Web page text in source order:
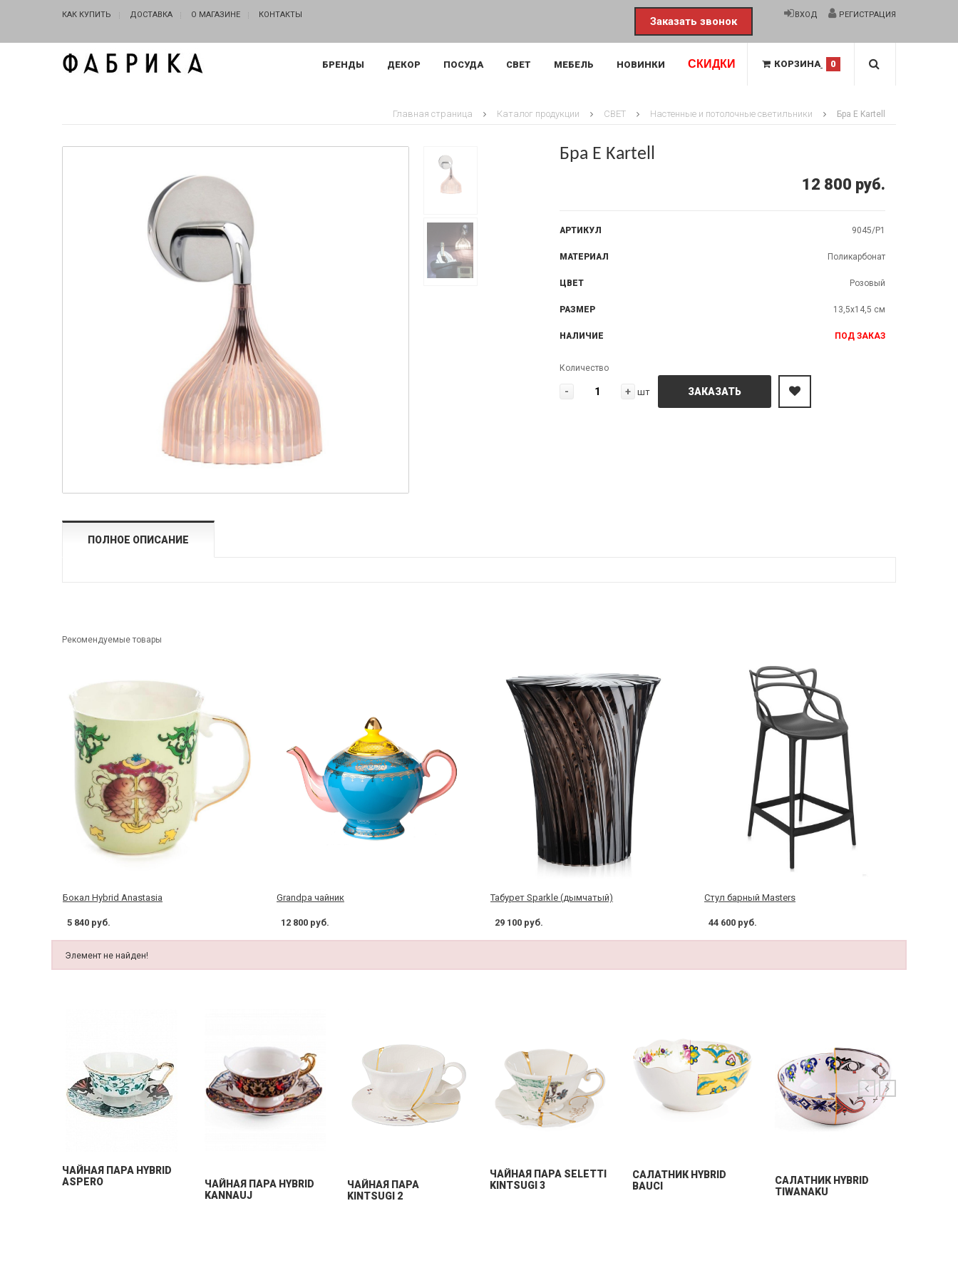
КАК КУПИТЬ ДОСТАВКА О МАГАЗИНЕ КОНТАКТЫ ВХОД РЕГИСТРАЦИЯ
Заказать звонок
КОРЗИНА 0
БРЕНДЫ ДЕКОР ПОСУДА СВЕТ МЕБЕЛЬ НОВИНКИ СКИДКИ
Главная страница Каталог продукции СВЕТ Настенные и потолочные светильники Бра E Kartell
Бра E Kartell
12 800 руб.
АРТИКУЛ 9045/P1
МАТЕРИАЛ Поликарбонат
ЦВЕТ Розовый
РАЗМЕР 13,5х14,5 см
НАЛИЧИЕ ПОД ЗАКАЗ
Количество
- + шт ЗАКАЗАТЬ
ПОЛНОЕ ОПИСАНИЕ
Рекомендуемые товары
Бокал Hybrid Anastasia
5 840 руб.
Grandpa чайник
12 800 руб.
Табурет Sparkle (дымчатый)
29 100 руб.
Стул барный Masters
44 600 руб.
Элемент не найден!
ЧАЙНАЯ ПАРА HYBRID
ASPERO
ЧАЙНАЯ ПАРА HYBRID
KANNAUJ
ЧАЙНАЯ ПАРА
KINTSUGI 2
ЧАЙНАЯ ПАРА SELETTI
KINTSUGI 3
CАЛАТНИК HYBRID
BAUCI
CАЛАТНИК HYBRID
TIWANAKU